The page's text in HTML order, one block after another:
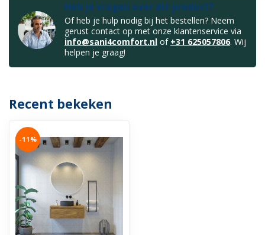
Heb je vragen over dit product?
Of heb je hulp nodig bij het bestellen? Neem
gerust contact op met onze klantenservice via
info@sani4comfort.nl of +31 625057806. Wij
helpen je graag!
Recent bekeken
-11%